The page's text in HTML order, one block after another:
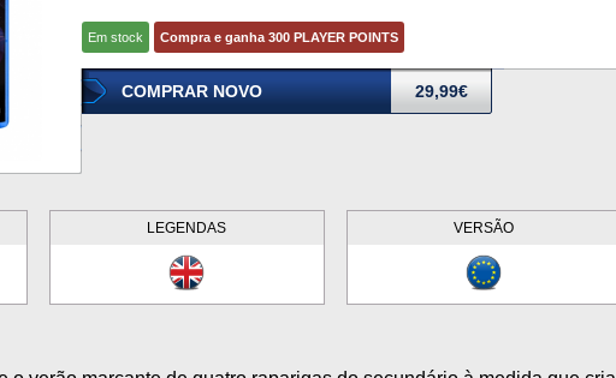
Em stock Compra e ganha 300 PLAYER POINTS
COMPRAR NOVO 29,99€
LEGENDAS VERSÃO